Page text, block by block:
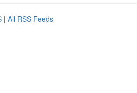
| All RSS Feeds